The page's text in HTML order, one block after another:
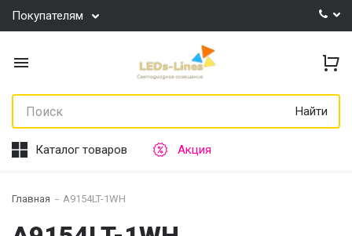
Покупателям
Найти
Каталог товаров Акция
Главная A9154LT-1WH